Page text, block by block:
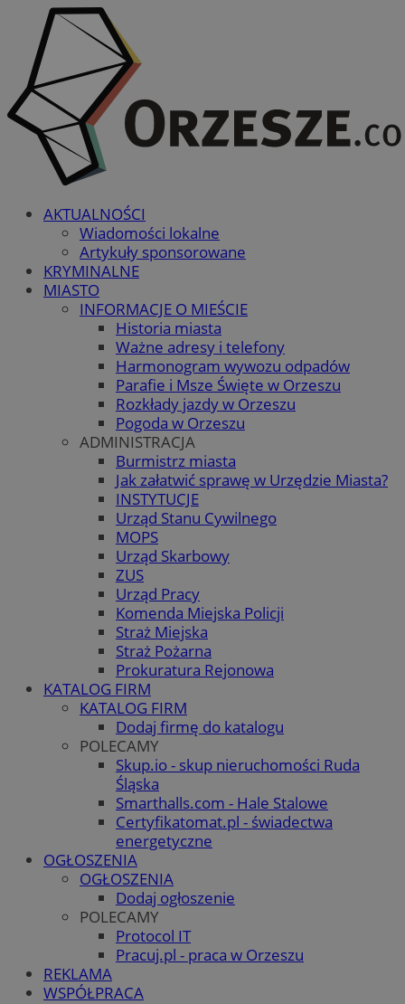
AKTUALNOŚCI
Wiadomości lokalne
Artykuły sponsorowane
KRYMINALNE
MIASTO
INFORMACJE O MIEŚCIE
Historia miasta
Ważne adresy i telefony
Harmonogram wywozu odpadów
Parafie i Msze Święte w Orzeszu
Rozkłady jazdy w Orzeszu
Pogoda w Orzeszu
ADMINISTRACJA
Burmistrz miasta
Jak załatwić sprawę w Urzędzie Miasta?
INSTYTUCJE
Urząd Stanu Cywilnego
MOPS
Urząd Skarbowy
ZUS
Urząd Pracy
Komenda Miejska Policji
Straż Miejska
Straż Pożarna
Prokuratura Rejonowa
KATALOG FIRM
KATALOG FIRM
Dodaj firmę do katalogu
POLECAMY
Skup.io - skup nieruchomości Ruda
Śląska
Smarthalls.com - Hale Stalowe
Certyfikatomat.pl - świadectwa
energetyczne
OGŁOSZENIA
OGŁOSZENIA
Dodaj ogłoszenie
POLECAMY
Protocol IT
Pracuj.pl - praca w Orzeszu
REKLAMA
WSPÓŁPRACA